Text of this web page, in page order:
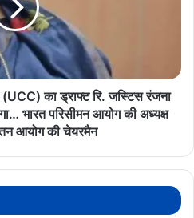
(UCC) का ड्राफ्ट रि. जस्टिस रंजना
भारत परिसीमन आयोग की अध्यक्ष
आयोग की चेयरमैन